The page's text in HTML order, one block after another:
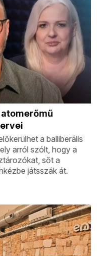
a balliberális
arról szólt, hogy a
sőt a
játsszák át.